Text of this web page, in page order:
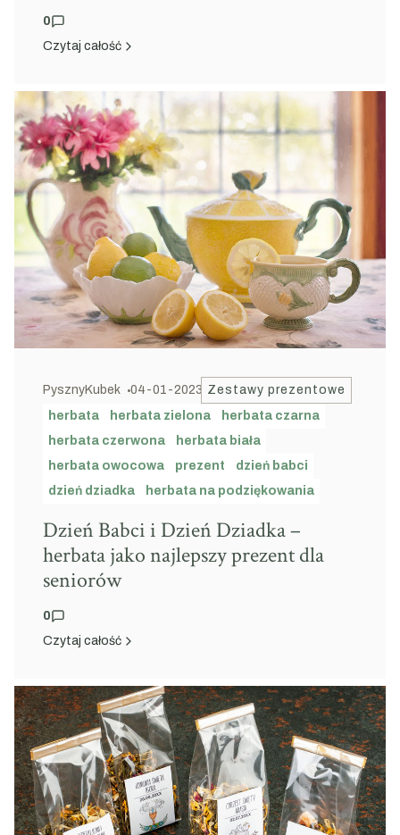
0
Czytaj całość
PysznyKubek 04-01-2023 Zestawy prezentowe
herbata
herbata zielona
herbata czarna
herbata czerwona
herbata biała
herbata owocowa
prezent
dzień babci
dzień dziadka
herbata na podziękowania
Dzień Babci i Dzień Dziadka –
herbata jako najlepszy prezent dla
seniorów
0
Czytaj całość